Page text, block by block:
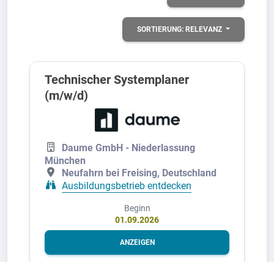
SORTIERUNG: RELEVANZ
Technischer Systemplaner
(m/w/d)
Daume GmbH - Niederlassung
München
Neufahrn bei Freising, Deutschland
Ausbildungsbetrieb entdecken
Beginn
01.09.2026
ANZEIGEN